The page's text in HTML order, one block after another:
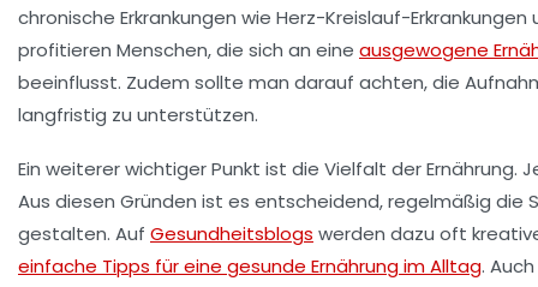
chronische Erkrankungen wie Herz-Kreislauf-
profitieren Menschen, die sich an eine ausgewogene
beeinflusst. Zudem sollte man darauf achten, die
langfristig zu unterstützen.
Ein weiterer wichtiger Punkt ist die Vielfalt der
Aus diesen Gründen ist es entscheidend, regelmäßig die
gestalten. Auf Gesundheitsblogs werden dazu oft
einfache Tipps für eine gesunde Ernährung im Alltag. Auch